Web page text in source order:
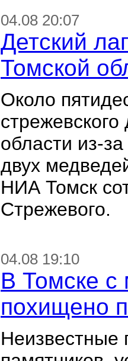
04.08 20:07
Детский
Томской
Около
стрежевского
области из-
двух
НИА Томск
Стрежевого.
04.08 19:10
В Томске с
похищено
Неизвестные